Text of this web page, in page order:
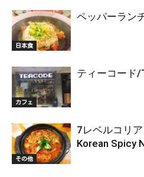
日本食
ペッパーラン
カフェ
ティーコード/
その他
7レベルコリ
Korean Spicy